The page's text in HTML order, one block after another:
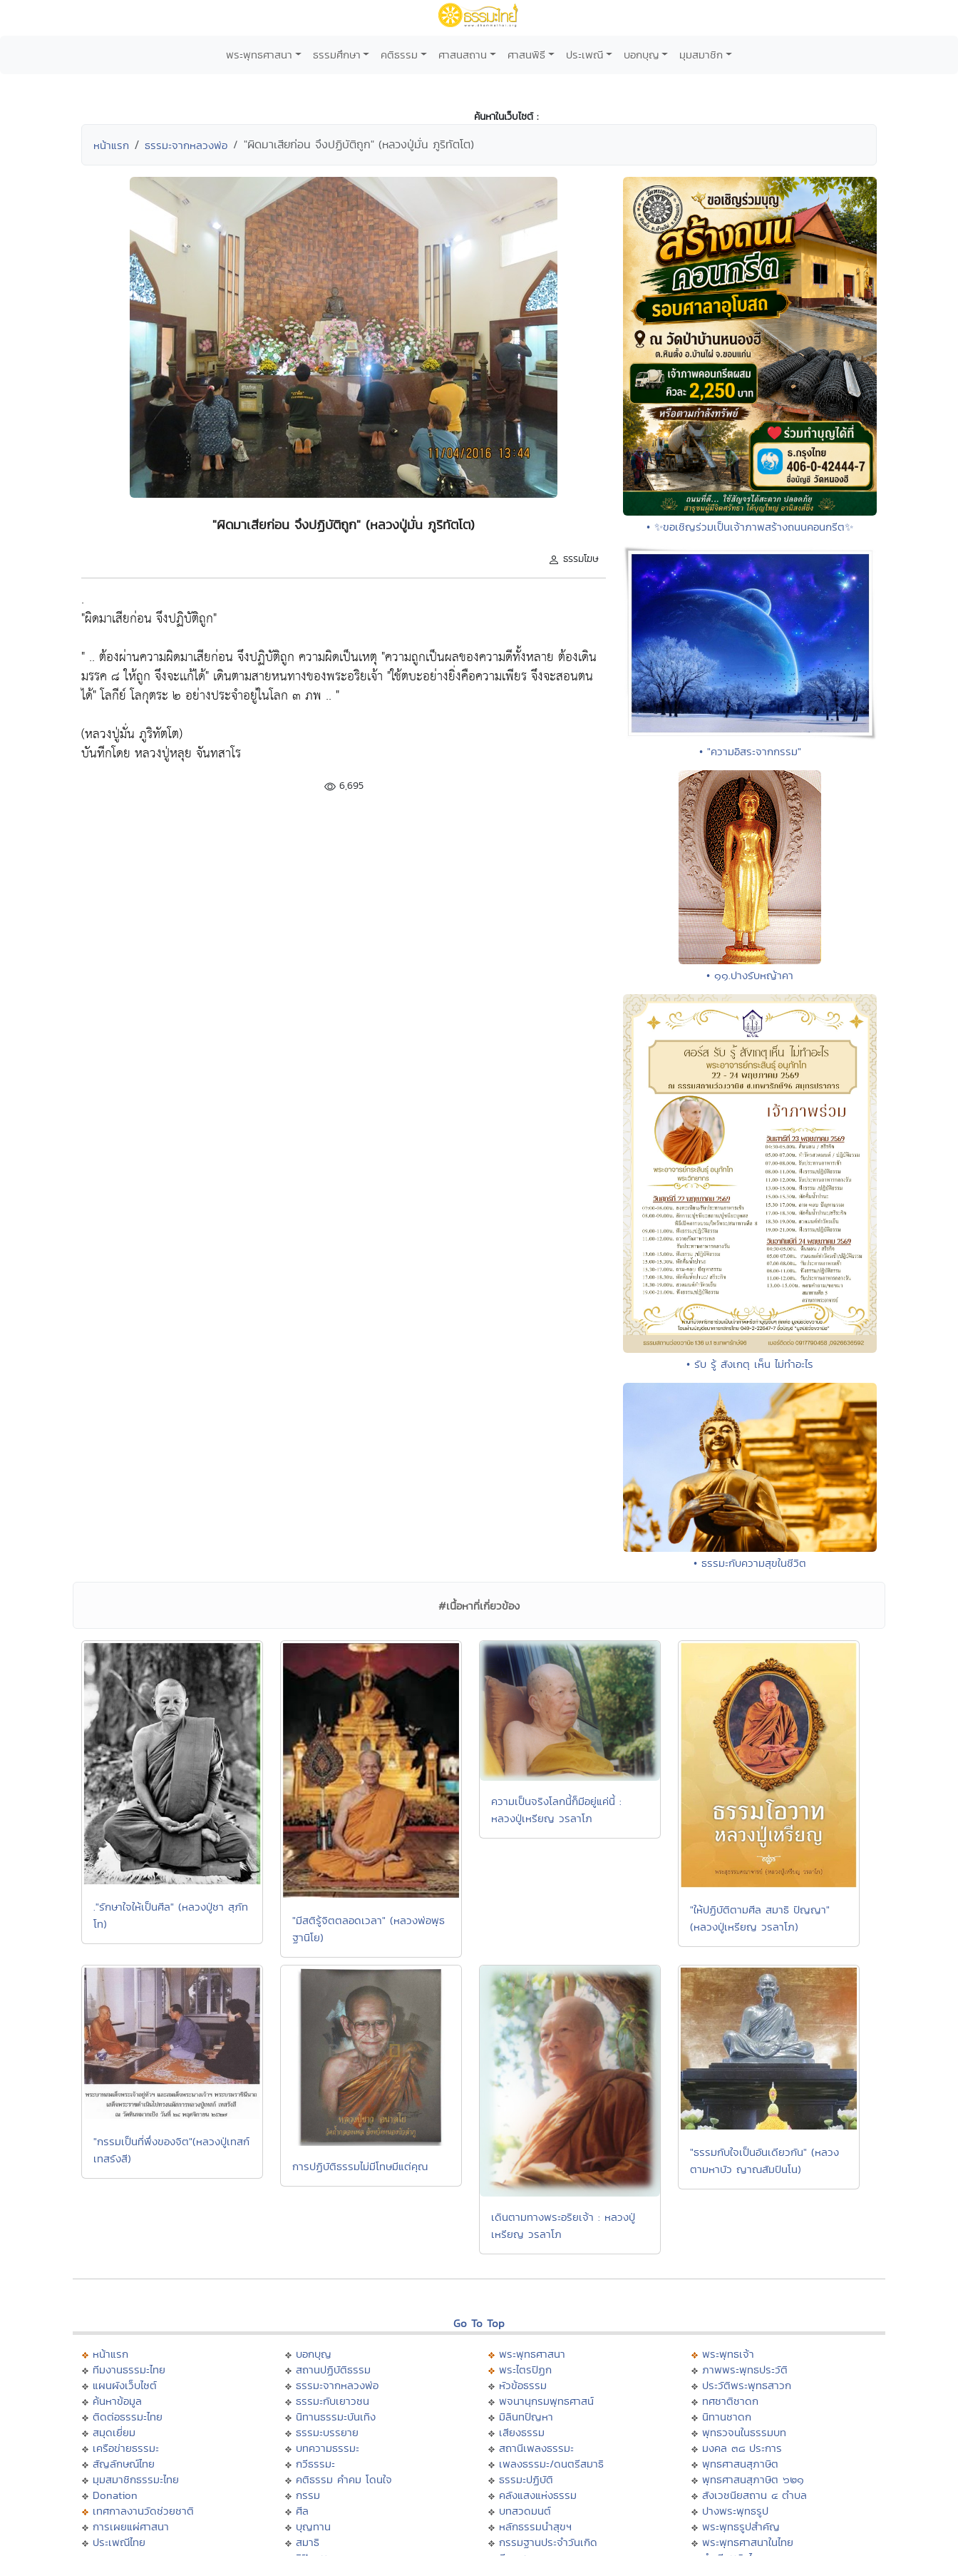
พระพุทธศาสนา ธรรมศึกษา คติธรรม ศาสนสถาน ศาสนพิธี ประเพณี บอกบุญ มุมสมาชิก
ค้นหาในเว็บไซต์ :
หน้าแรก ธรรมะจากหลวงพ่อ "ผิดมาเสียก่อน จึงปฏิบัติถูก" (หลวงปู่มั่น ภูริทัตโต)
"ผิดมาเสียก่อน จึงปฏิบัติถูก" (หลวงปู่มั่น ภูริทัตโต)
ธรรมโฆษ
.
"ผิดมาเสียก่อน จึงปฏิบัติถูก"
" .. ต้องผ่านความผิดมาเสียก่อน จึงปฏิบัติถูก ความผิดเป็นเหตุ "ความถูกเป็นผลของความดีทั้งหลาย ต้องเดิน
มรรค ๘ ให้ถูก จึงจะเเก้ได้" เดินตามสายหนทางของพระอริยเจ้า "ใช้ตบะอย่างยิ่งคือความเพียร จึงจะสอนตน
ได้" โลกีย์ โลกุตระ ๒ อย่างประจำอยู่ในโลก ๓ ภพ .. "
(หลวงปู่มั่น ภูริทัตโต)
บันทีกโดย หลวงปู่หลุย จันทสาโร
6,695
• ✨ขอเชิญร่วมเป็นเจ้าภาพสร้างถนนคอนกรีต✨
• "ความอิสระจากกรรม"
• ๑๑.ปางรับหญ้าคา
• รับ รู้ สังเกตุ เห็น ไม่ทำอะไร
• ธรรมะกับความสุขในชีวิต
#เนื้อหาที่เกี่ยวข้อง
."รักษาใจให้เป็นศีล" (หลวงปู่ชา สุภัท
โท)
"มีสติรู้จิตตลอดเวลา" (หลวงพ่อพุธ
ฐานิโย)
ความเป็นจริงโลกนี้ก็มีอยู่แค่นี้ :
หลวงปู่เหรียญ วรลาโภ
"ให้ปฏิบัติตามศีล สมาธิ ปัญญา"
(หลวงปู่เหรียญ วรลาโภ)
"กรรมเป็นที่พึ่งของจิต"(หลวงปู่เทสก์
เทสรังสี)
การปฏิบัติธรรมไม่มีโทษมีแต่คุณ
เดินตามทางพระอริยเจ้า : หลวงปู่
เหรียญ วรลาโภ
"ธรรมกับใจเป็นอันเดียวกัน" (หลวง
ตามหาบัว ญาณสัมปันโน)
Go To Top
หน้าแรก
ทีมงานธรรมะไทย
แผนผังเว็บไซต์
ค้นหาข้อมูล
ติดต่อธรรมะไทย
สมุดเยี่ยม
เครือข่ายธรรมะ
สัญลักษณ์ไทย
มุมสมาชิกธรรมะไทย
Donation
เทศกาลงานวัดช่วยชาติ
การเผยแผ่ศาสนา
ประเพณีไทย
บอกบุญ
สถานปฏิบัติธรรม
ธรรมะจากหลวงพ่อ
ธรรมะกับเยาวชน
นิทานธรรมะบันเทิง
ธรรมะบรรยาย
บทความธรรมะ
กวีธรรมะ
คติธรรม คำคม โดนใจ
กรรม
ศีล
บุญทาน
สมาธิ
พระพุทธศาสนา
พระไตรปิฏก
หัวข้อธรรม
พจนานุกรมพุทธศาสน์
มิลินทปัญหา
เสียงธรรม
สถานีเพลงธรรมะ
เพลงธรรมะ/ดนตรีสมาธิ
ธรรมะปฏิบัติ
คลังแสงแห่งธรรม
บทสวดมนต์
หลักธรรมนำสุขฯ
กรรมฐานประจำวันเกิด
พระพุทธเจ้า
ภาพพระพุทธประวัติ
ประวัติพระพุทธสาวก
ทศชาติชาดก
นิทานชาดก
พุทธวจนในธรรมบท
มงคล ๓๘ ประการ
พุทธศาสนสุภาษิต
พุทธศาสนสุภาษิต ๖๒๑
สังเวชนียสถาน ๔ ตำบล
ปางพระพุทธรูป
พระพุทธรูปสำคัญ
พระพุทธศาสนาในไทย